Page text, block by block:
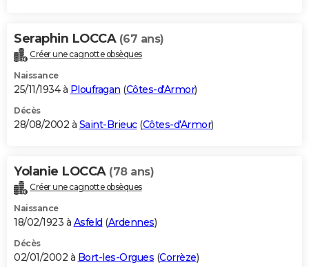
Seraphin LOCCA (67 ans)
Créer une cagnotte obsèques
Naissance
25/11/1934 à Ploufragan (Côtes-d'Armor)
Décès
28/08/2002 à Saint-Brieuc(Côtes-d'Armor)
Yolanie LOCCA (78 ans)
Créer une cagnotte obsèques
Naissance
18/02/1923 à Asfeld (Ardennes)
Décès
02/01/2002 à Bort-les-Orgues (Corrèze)